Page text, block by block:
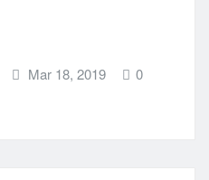
Mar 18, 2019 0